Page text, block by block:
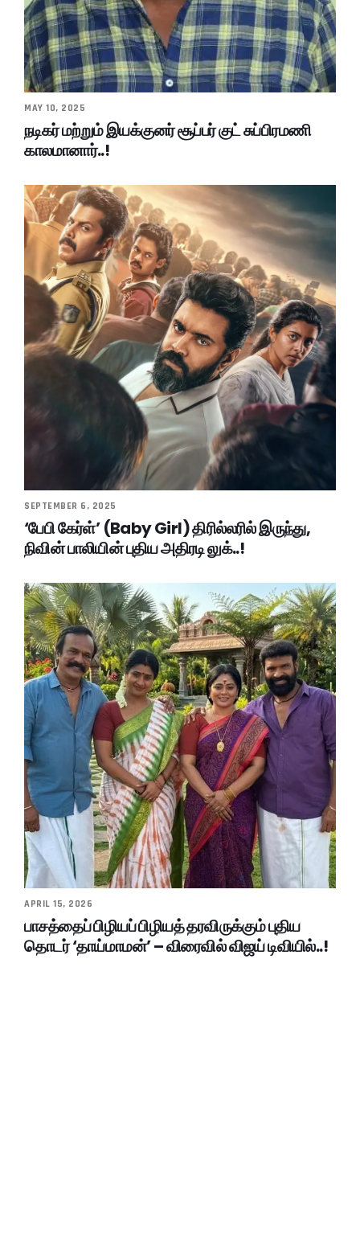
MAY 10, 2025
நடிகர் மற்றும் இயக்குனர் சூப்பர் குட் சுப்பிரமணி
காலமானார்..!
SEPTEMBER 6, 2025
‘பேபி கேர்ள்’ (Baby Girl) திரில்லரில் இருந்து,
நிவின் பாலியின் புதிய அதிரடி லுக்..!
APRIL 15, 2026
பாசத்தைப் பிழியப் பிழியத் தரவிருக்கும் புதிய
தொடர் ‘தாய்மாமன்’ – விரைவில் விஜய் டிவியில்..!